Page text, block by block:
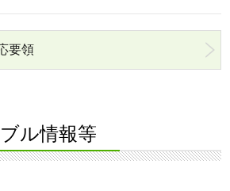
要領
ル情報等